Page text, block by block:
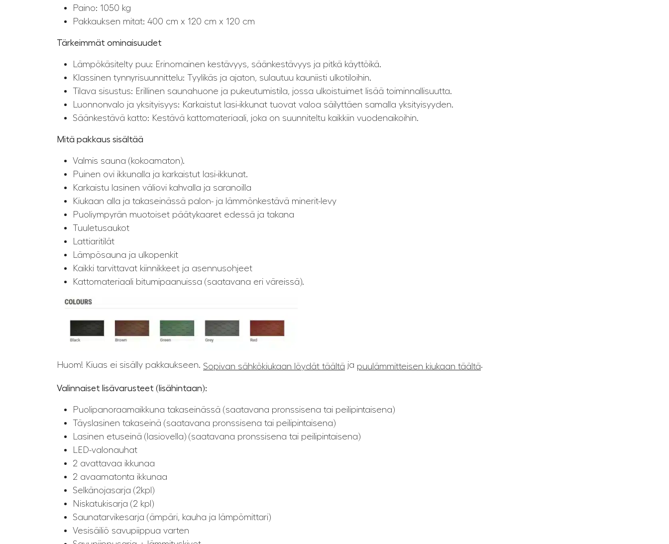
Paino: 1050 kg
Pakkauksen mitat: 400 cm x 120 cm x 120 cm
Tärkeimmät ominaisuudet
Lämpökäsitelty puu: Erinomainen kestävyys, säänkestävyys ja pitkä käyttöikä.
Klassinen tynnyrisuunnittelu: Tyylikäs ja ajaton, sulautuu kauniisti ulkotiloihin.
Tilava sisustus: Erillinen saunahuone ja pukeutumistila, jossa ulkoistuimet lisää toiminnallisuutta.
Luonnonvalo ja yksityisyys: Karkaistut lasi-ikkunat tuovat valoa säilyttäen samalla yksityisyyden.
Säänkestävä katto: Kestävä kattomateriaali, joka on suunniteltu kaikkiin vuodenaikoihin.
Mitä pakkaus sisältää
Valmis sauna (kokoamaton).
Puinen ovi ikkunalla ja karkaistut lasi-ikkunat.
Karkaistu lasinen väliovi kahvalla ja saranoilla
Kiukaan alla ja takaseinässä palon- ja lämmönkestävä minerit-levy
Puoliympyrän muotoiset päätykaaret edessä ja takana
Tuuletusaukot
Lattiaritilät
Lämpösauna ja ulkopenkit
Kaikki tarvittavat kiinnikkeet ja asennusohjeet
Kattomateriaali bitumipaanuissa (saatavana eri väreissä).
Huom! Kiuas ei sisälly pakkaukseen. Sopivan sähkökiukaan löydät täältä ja puulämmitteisen kiukaan täältä.
Valinnaiset lisävarusteet (lisähintaan):
Puolipanoraamaikkuna takaseinässä (saatavana pronssisena tai peilipintaisena)
Täyslasinen takaseinä (saatavana pronssisena tai peilipintaisena)
Lasinen etuseinä (lasiovella) (saatavana pronssisena tai peilipintaisena)
LED-valonauhat
2 avattavaa ikkunaa
2 avaamatonta ikkunaa
Selkänojasarja (2kpl)
Niskatukisarja (2 kpl)
Saunatarvikesarja (ämpäri, kauha ja lämpömittari)
Vesisäiliö savupiippua varten